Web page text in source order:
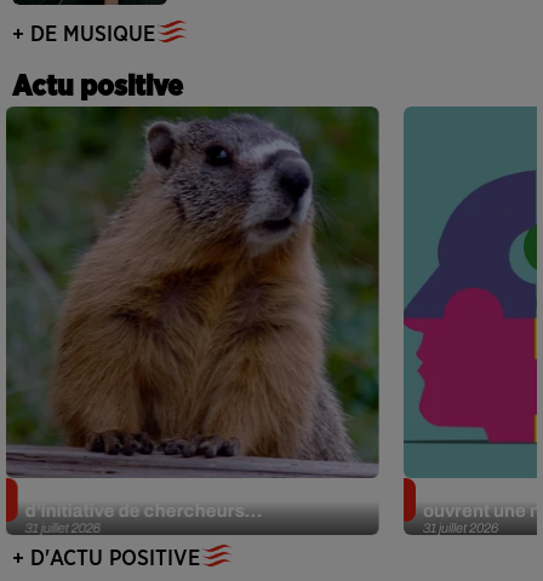
+ DE MUSIQUE
Actu positive
31 juillet 2026
d’initiative de chercheurs...
31 juillet 2026
ouvrent une
+ D'ACTU POSITIVE